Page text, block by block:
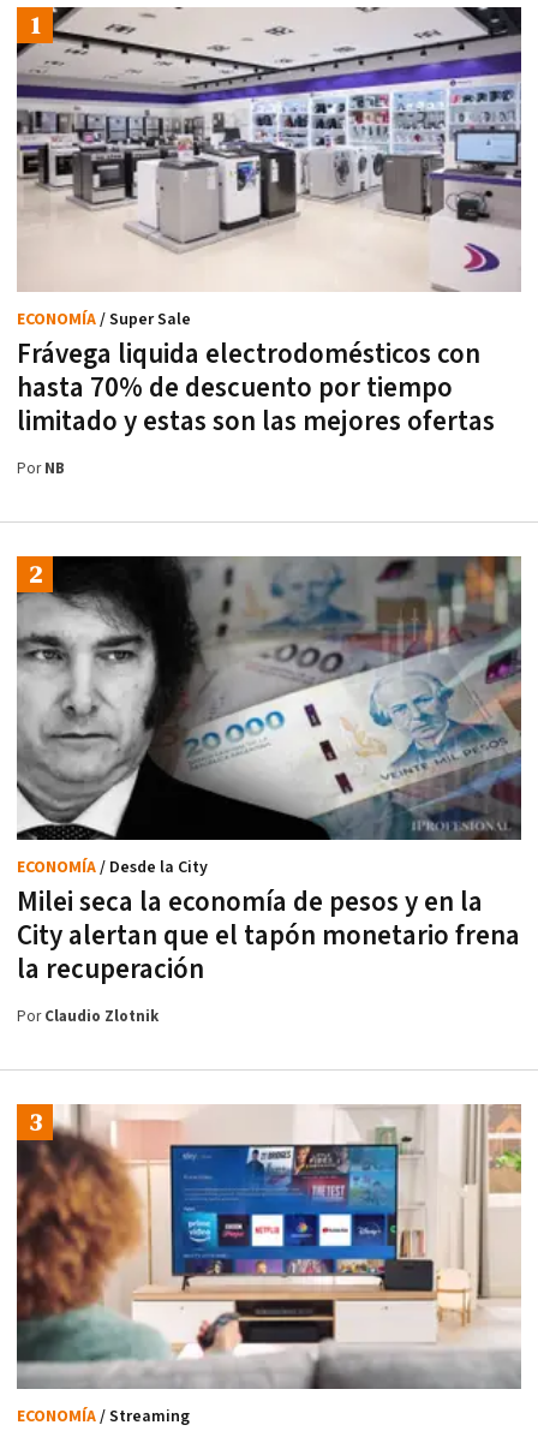
Frávega liquida electrodomésticos con
hasta 70% de descuento por tiempo
limitado y estas son las mejores ofertas
ECONOMÍA/ Super Sale
PorNB
Milei seca la economía de pesos y en la
City alertan que el tapón monetario frena
la recuperación
ECONOMÍA/ Desde la City
PorClaudio Zlotnik
ECONOMÍA/ Streaming